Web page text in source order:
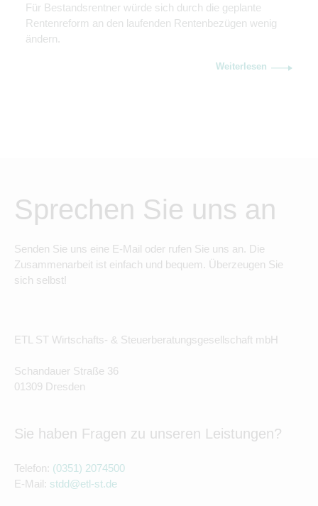
Für Bestandsrentner würde sich durch die geplante
Rentenreform an den laufenden Rentenbezügen wenig
ändern.
Weiterlesen
Sprechen Sie uns an
Senden Sie uns eine E-Mail oder rufen Sie uns an. Die
Zusammenarbeit ist einfach und bequem. Überzeugen Sie
sich selbst!
ETL ST Wirtschafts- & Steuerberatungsgesellschaft mbH
Schandauer Straße 36
01309 Dresden
Sie haben Fragen zu unseren Leistungen?
Telefon: (0351) 2074500
E-Mail: stdd@etl-st.de